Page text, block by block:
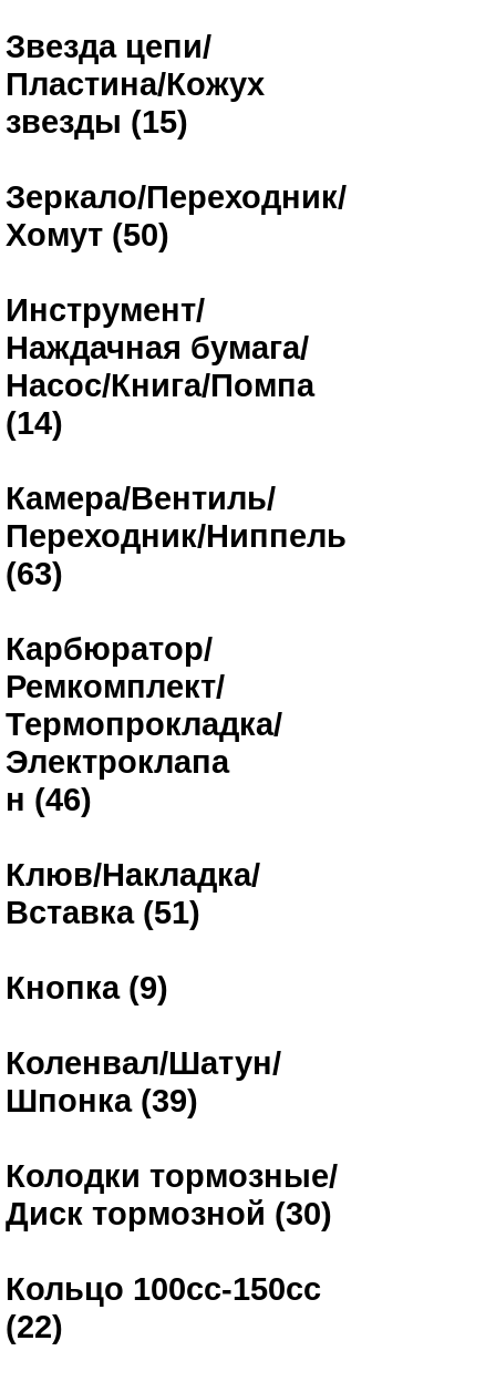
Звезда цепи/
Пластина/Кожух
звезды (15)
Зеркало/Переходник/
Хомут (50)
Инструмент/
Наждачная бумага/
Насос/Книга/Помпа
(14)
Камера/Вентиль/
Переходник/Ниппель
(63)
Карбюратор/
Ремкомплект/
Термопрокладка/
Электроклапа
н (46)
Клюв/Накладка/
Вставка (51)
Кнопка (9)
Коленвал/Шатун/
Шпонка (39)
Колодки тормозные/
Диск тормозной (30)
Кольцо 100сс-150сс
(22)